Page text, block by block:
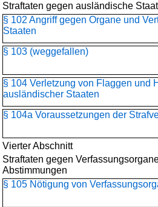
Straftaten gegen ausländische
§ 102 Angriff gegen Organe und
Staaten
§ 103 (weggefallen)
§ 104 Verletzung von Flaggen und
ausländischer Staaten
§ 104a Voraussetzungen der
Vierter Abschnitt
Straftaten gegen
Abstimmungen
§ 105 Nötigung von